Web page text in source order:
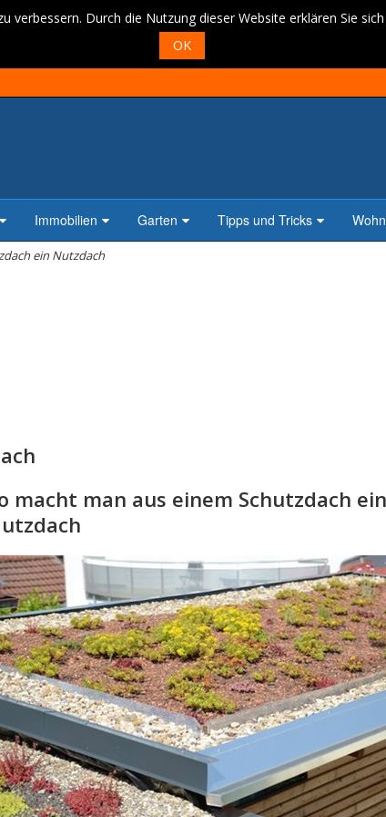
verbessern. Durch die Nutzung dieser Website erklären Sie
OK
Immobilien Garten Tipps und Tricks
ein Nutzdach
macht man aus einem Schutzdach ein